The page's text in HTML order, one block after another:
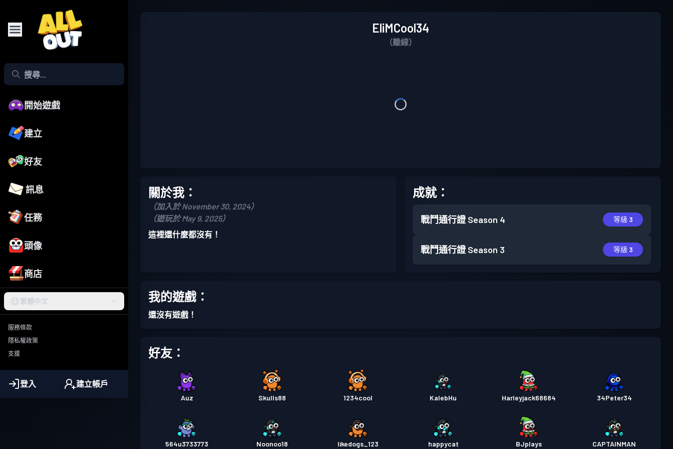
開始遊戲
建立
好友
訊息
任務
頭像
商店
繁體中文
服務條款
隱私權政策
支援
登入 建立帳戶
EliMCool34
（離線）
關於我：
（加入於 November 30, 2024）
（遊玩於 May 9, 2025）
這裡還什麼都沒有！
成就：
戰鬥通行證 Season 4 等級 3
戰鬥通行證 Season 3 等級 3
我的遊戲：
還沒有遊戲！
好友：
Auz Skulls88 1234cool KalebHu Harleyjack68684 34Peter34
564u3733773 Noonoo18 likedogs_123 happycat BJplays CAPTAINMAN